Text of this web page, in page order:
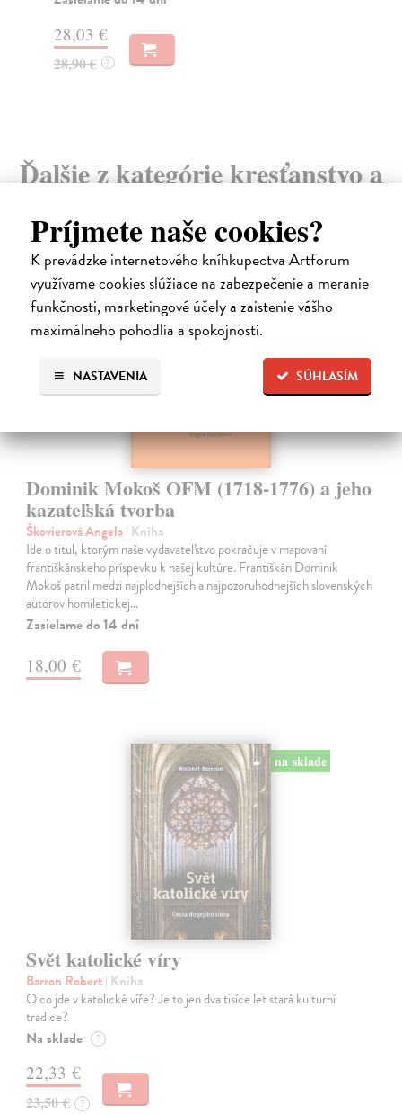
Príjmete naše cookies?
K prevádzke internetového kníhkupectva Artforum
využívame cookies slúžiace na zabezpečenie a meranie
funkčnosti, marketingové účely a zaistenie vášho
maximálneho pohodlia a spokojnosti.
SÚHLASÍM
NASTAVENIA
28,03 €
28,90 € ?
Ďalšie z kategórie kresťanstvo a
judaizmus
Dominik Mokoš OFM (1718-1776) a jeho
kazateľská tvorba
Škovierová Angela| Kniha
Ide o titul, ktorým naše vydavateľstvo pokračuje v mapovaní
františkánskeho príspevku k našej kultúre. Františkán Dominik
Mokoš patril medzi najplodnejších a najpozoruhodnejších slovenských
autorov homiletickej…
Zasielame do 14 dní
18,00 €
na sklade
Svět katolické víry
Barron Robert| Kniha
O co jde v katolické víře? Je to jen dva tisíce let stará kulturní
tradice?
Na sklade ?
22,33 €
23,50 € ?